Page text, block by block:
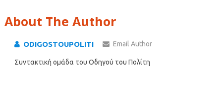
About The Author
ODIGOSTOUPOLITI Email Author
Συντακτική ομάδα του Οδηγού του Πολίτη